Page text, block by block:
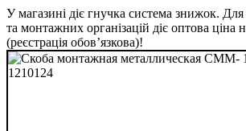
У магазині діє гнучка система знижок.
та монтажних організацій діє оптова ціна
(реєстрація обов’язкова)!